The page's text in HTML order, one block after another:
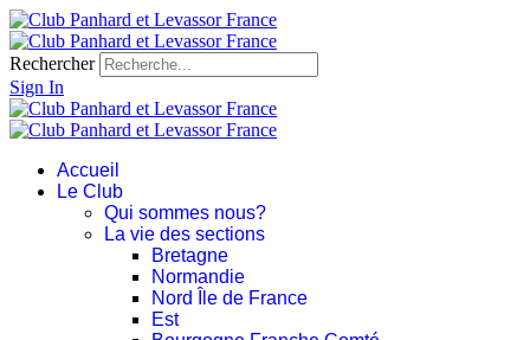
Rechercher
Sign In
Accueil
Le Club
Qui sommes nous?
La vie des sections
Bretagne
Normandie
Nord Île de France
Est